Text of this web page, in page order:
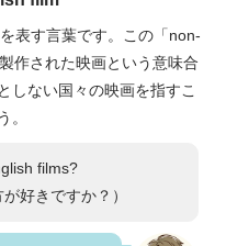
表す言葉です。この「non-
作された映画という意味合
しない国々の映画を指すこ
。
films?
好きですか？）